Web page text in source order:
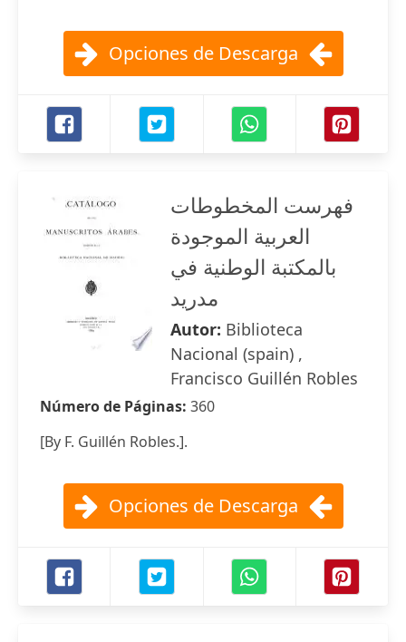
Opciones de Descarga
فهرست المخطوطات
العربية الموجودة
بالمكتبة الوطنية في
مدريد
Autor: Biblioteca
Nacional (spain) ,
Francisco Guillén Robles
Número de Páginas: 360
[By F. Guillén Robles.].
Opciones de Descarga